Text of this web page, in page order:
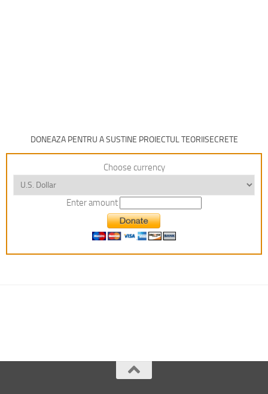
DONEAZA PENTRU A SUSTINE PROIECTUL TEORIISECRETE
Choose currency
Enter amount